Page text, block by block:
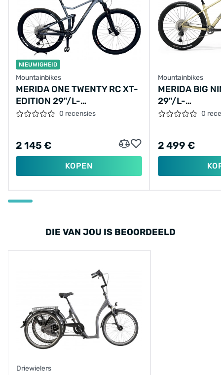
NIEUWIGHEID
Mountainbikes
MERIDA ONE TWENTY RC XT-
EDITION 29"/L-
48CM/12VER/ANTRACIET/2020/A62111A01428
0 recensies
2 145 €
KOPEN
Mountainbikes
MERIDA BIG
29"/L-
44CM/
0
2 499 €
DIE VAN JOU IS BEOORDEELD
Driewielers